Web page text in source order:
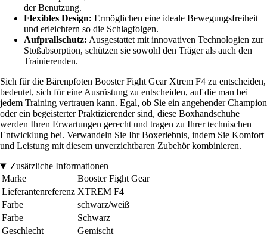
der Benutzung.
Flexibles Design: Ermöglichen eine ideale Bewegungsfreiheit
und erleichtern so die Schlagfolgen.
Aufprallschutz: Ausgestattet mit innovativen Technologien zur
Stoßabsorption, schützen sie sowohl den Träger als auch den
Trainierenden.
Sich für die Bärenpfoten Booster Fight Gear Xtrem F4 zu entscheiden,
bedeutet, sich für eine Ausrüstung zu entscheiden, auf die man bei
jedem Training vertrauen kann. Egal, ob Sie ein angehender Champion
oder ein begeisterter Praktizierender sind, diese Boxhandschuhe
werden Ihren Erwartungen gerecht und tragen zu Ihrer technischen
Entwicklung bei. Verwandeln Sie Ihr Boxerlebnis, indem Sie Komfort
und Leistung mit diesem unverzichtbaren Zubehör kombinieren.
Zusätzliche Informationen
Marke
Booster Fight Gear
Lieferantenreferenz XTREM F4
Farbe
schwarz/weiß
Farbe
Schwarz
Geschlecht
Gemischt